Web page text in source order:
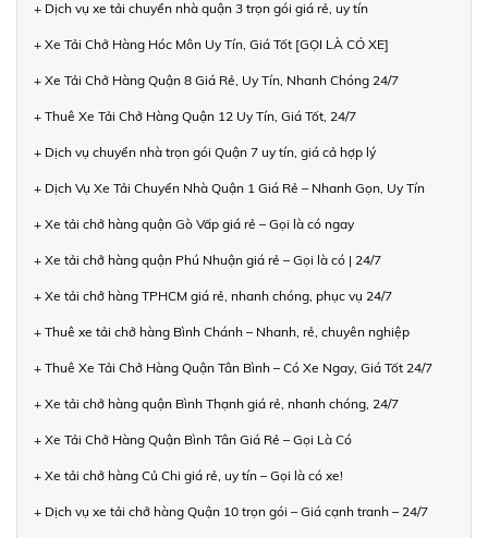
+ Dịch vụ xe tải chuyển nhà quận 3 trọn gói giá rẻ, uy tín
+ Xe Tải Chở Hàng Hóc Môn Uy Tín, Giá Tốt [GỌI LÀ CÓ XE]
+ Xe Tải Chở Hàng Quận 8 Giá Rẻ, Uy Tín, Nhanh Chóng 24/7
+ Thuê Xe Tải Chở Hàng Quận 12 Uy Tín, Giá Tốt, 24/7
+ Dịch vụ chuyển nhà trọn gói Quận 7 uy tín, giá cả hợp lý
+ Dịch Vụ Xe Tải Chuyển Nhà Quận 1 Giá Rẻ – Nhanh Gọn, Uy Tín
+ Xe tải chở hàng quận Gò Vấp giá rẻ – Gọi là có ngay
+ Xe tải chở hàng quận Phú Nhuận giá rẻ – Gọi là có | 24/7
+ Xe tải chở hàng TPHCM giá rẻ, nhanh chóng, phục vụ 24/7
+ Thuê xe tải chở hàng Bình Chánh – Nhanh, rẻ, chuyên nghiệp
+ Thuê Xe Tải Chở Hàng Quận Tân Bình – Có Xe Ngay, Giá Tốt 24/7
+ Xe tải chở hàng quận Bình Thạnh giá rẻ, nhanh chóng, 24/7
+ Xe Tải Chở Hàng Quận Bình Tân Giá Rẻ – Gọi Là Có
+ Xe tải chở hàng Củ Chi giá rẻ, uy tín – Gọi là có xe!
+ Dịch vụ xe tải chở hàng Quận 10 trọn gói – Giá cạnh tranh – 24/7